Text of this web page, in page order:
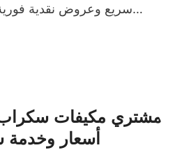
سريع وعروض نقدية فورية في ظل ازدياد الحاجة…
مشتري مكيفات
أسعار وخدمة